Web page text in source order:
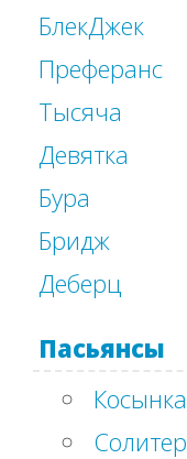
БлекДжек
Преферанс
Тысяча
Девятка
Бура
Бридж
Деберц
Пасьянсы
Косынка
Солитер